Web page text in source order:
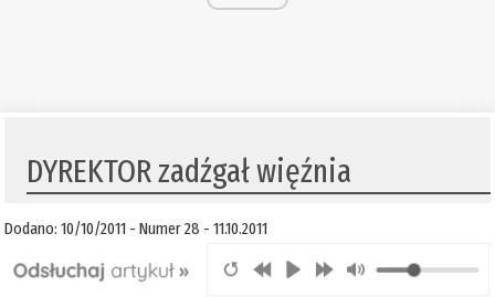
DYREKTOR zadźgał więźnia
Dodano: 10/10/2011 - Numer 28 - 11.10.2011